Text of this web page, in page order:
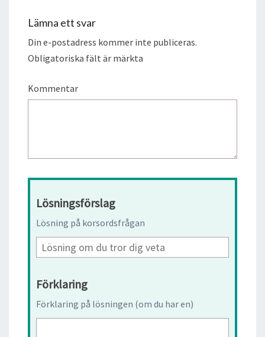
Lämna ett svar
Din e-postadress kommer inte publiceras.
Obligatoriska fält är märkta
Kommentar
Lösningsförslag
Lösning på korsordsfrågan
Förklaring
Förklaring på lösningen (om du har en)